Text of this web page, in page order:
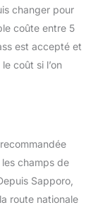
changer pour
coûte entre 5
est accepté et
coût si l’on
champs de
Sapporo,
route nationale